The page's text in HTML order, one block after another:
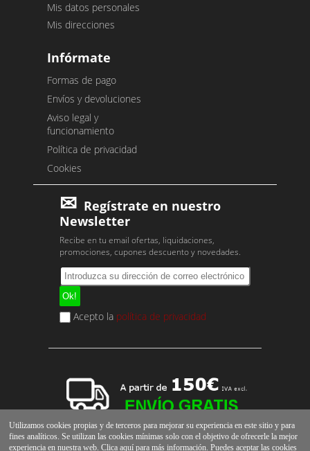
Mis datos personales
Mis direcciones
Infórmate
Formas de pago
Envíos y devoluciones
Aviso legal y
funcionamiento
Política de privacidad
Cookies
Regístrate en nuestro
Newsletter
Recibe en tu email ofertas, liquidaciones,
promociones, cupones descuento y novedades.
Acepto la política de privacidad
Utilizamos cookies propias y de terceros para mejorar su experiencia en este sitio y para
fines analíticos. Se utilizan las cookies mínimas solo con el objetivo de ofrecerle la mejor
experiencia en nuestra web. Clicaaquí para más información. Puedes aceptar las cookies